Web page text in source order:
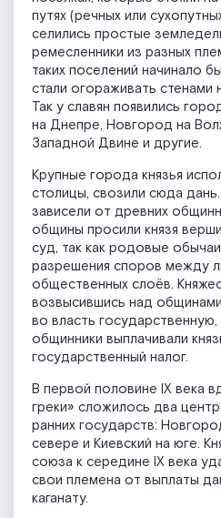
путях (речных или
селились простые
ремесленники из разных
таких поселений начинало
стали огораживать стенами
Так у славян появились
на Днепре, Новгород на
Западной Двине и другие.
Крупные города князья
столицы, свозили сюда
зависели от древних
общины просили князя
суд, так как родовые
разрешения споров между
общественных слоёв.
возвысившись над
во власть
общинники выплачивали
государственный налог.
В первой половине IX века
греки» сложилось два
ранних государств:
севере и Киевский на юге.
союза к середине IX века
свои племена от выплаты
каганату.